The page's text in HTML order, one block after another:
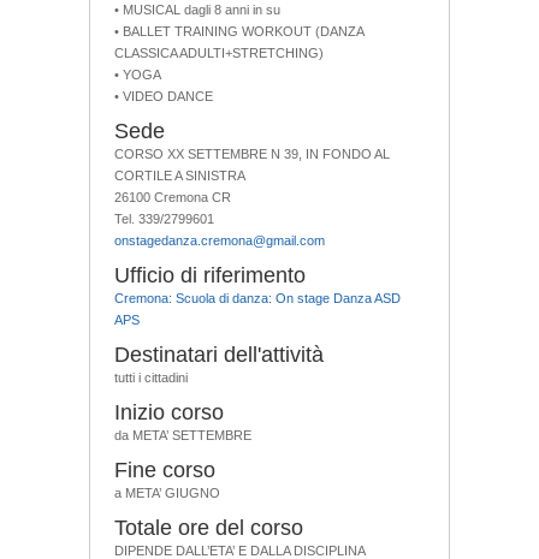
• MUSICAL dagli 8 anni in su
• BALLET TRAINING WORKOUT (DANZA
CLASSICA ADULTI+STRETCHING)
• YOGA
• VIDEO DANCE
Sede
CORSO XX SETTEMBRE N 39, IN FONDO AL
CORTILE A SINISTRA
26100 Cremona CR
Tel. 339/2799601
onstagedanza.cremona@gmail.com
Ufficio di riferimento
Cremona: Scuola di danza: On stage Danza ASD
APS
Destinatari dell'attività
tutti i cittadini
Inizio corso
da META’ SETTEMBRE
Fine corso
a META’ GIUGNO
Totale ore del corso
DIPENDE DALL’ETA’ E DALLA DISCIPLINA